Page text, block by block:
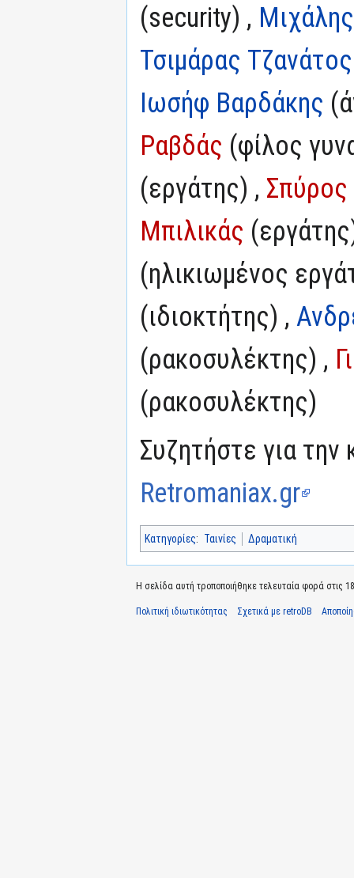
(security) ,
Τσιμάρας Τζανάτος
Ιωσήφ Βαρδάκης
Ραβδάς (φίλος
(εργάτης) ,
Μπιλικάς
(ηλικιωμένος
(ιδιοκτήτης) ,
(ρακοσυλέκτης) ,
(ρακοσυλέκτης)
Συζητήστε για την
Retromaniax.gr
Κατηγορίες: Ταινίες Δραματική
Η σελίδα αυτή τροποποιήθηκε τελευταία φορά στις
Πολιτική ιδιωτικότητας Σχετικά με retroDB